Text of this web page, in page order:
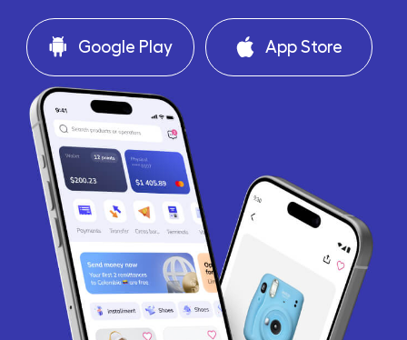
Google Play App Store